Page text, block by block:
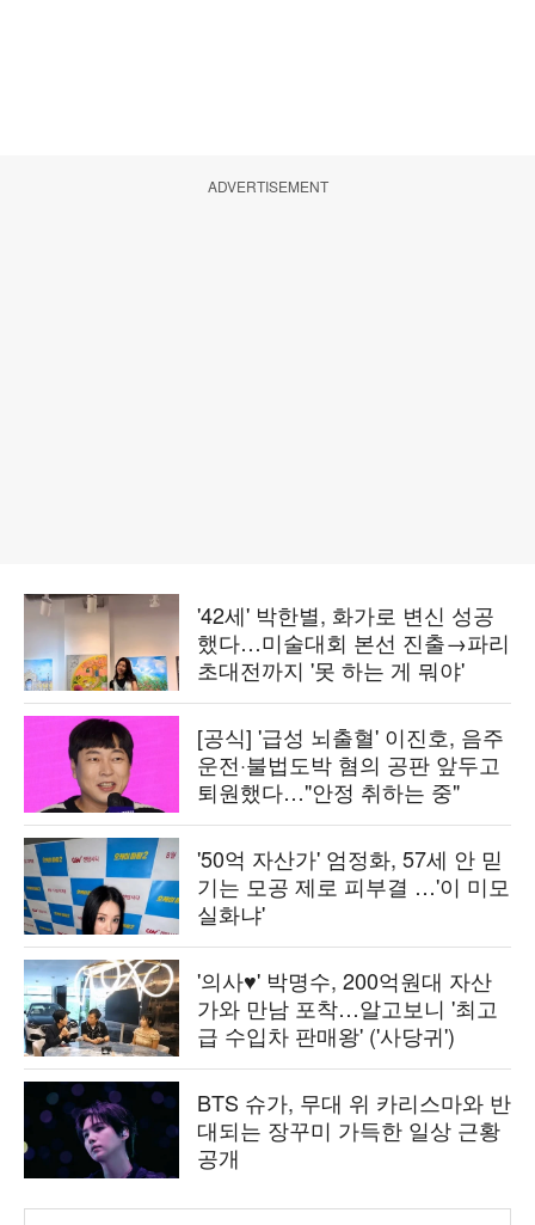
ADVERTISEMENT
'42세' 박한별, 화가로 변신 성공
했다…미술대회 본선 진출→파리
초대전까지 '못 하는 게 뭐야'
[공식] '급성 뇌출혈' 이진호, 음주
운전·불법도박 혐의 공판 앞두고
퇴원했다…"안정 취하는 중"
'50억 자산가' 엄정화, 57세 안 믿
기는 모공 제로 피부결 …'이 미모
실화냐'
'의사♥' 박명수, 200억원대 자산
가와 만남 포착…알고보니 '최고
급 수입차 판매왕' ('사당귀')
BTS 슈가, 무대 위 카리스마와 반
대되는 장꾸미 가득한 일상 근황
공개